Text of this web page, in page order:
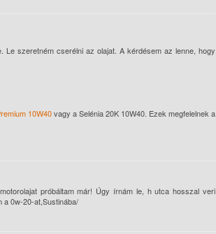
Le szeretném cserélni az olajat. A kérdésem az lenne, hogy
10W40vagy a Selénia 20K 10W40. Ezek megfelelnek a
próbáltam már! Úgy írnám le, h utca hosszal veri
a 0w-20-at,Sustinába/